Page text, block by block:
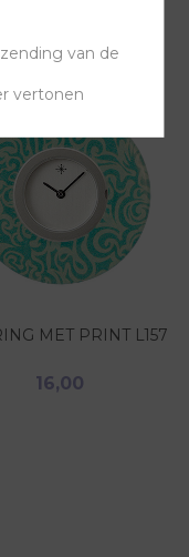
MET PRINT L157
16,00
van de
vertonen